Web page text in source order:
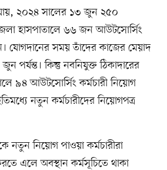
যায়, ২০২৪ সালের ১৩ জুন ২৫০
জেলা হাসপাতালে ৬৬ জন আউটসোর্সিং
যোগদানের সময় তাঁদের কাজের মেয়াদ
পর্যন্ত। কিন্তু নবনিযুক্ত ঠিকাদারের
৯৪ আউটসোর্সিং কর্মচারী নিয়োগ
নতুন কর্মচারীদের নিয়োগপত্র
নতুন নিয়োগ পাওয়া কর্মচারীরা
এলে অবস্থান কর্মসূচিতে থাকা